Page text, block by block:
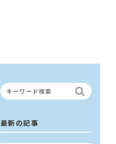
最新の記事